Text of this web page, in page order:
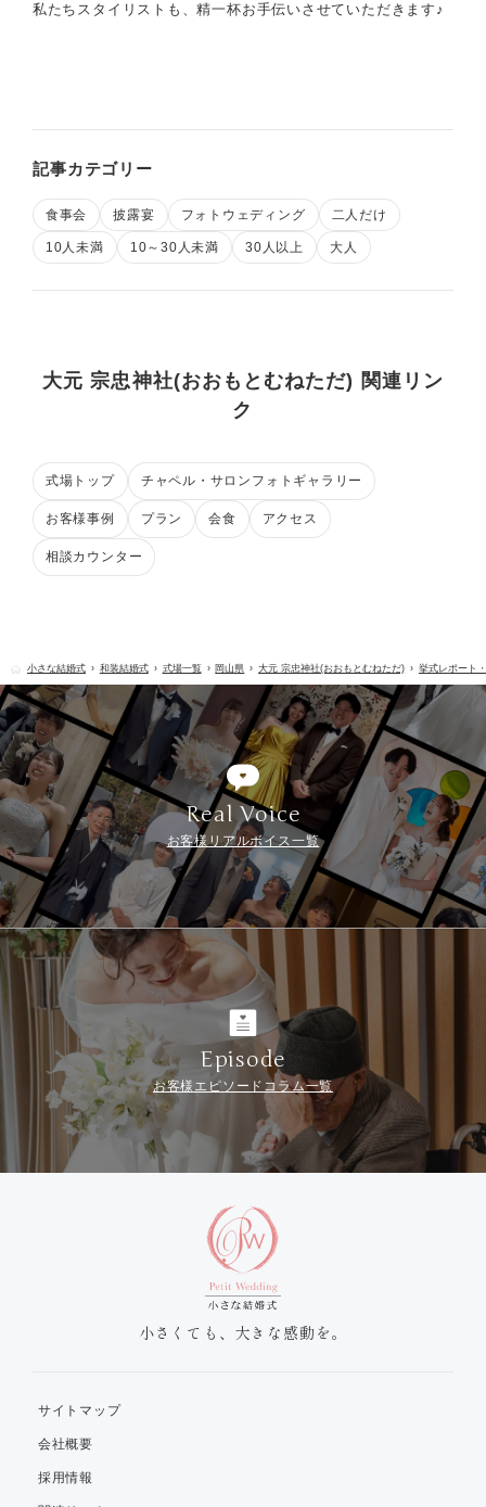
私たちスタイリストも、精一杯お手伝いさせていただきます♪
記事カテゴリー
食事会 披露宴 フォトウェディング 二人だけ
10人未満 10～30人未満 30人以上 大人
大元 宗忠神社(おおもとむねただ) 関連リン
ク
式場トップ チャペル・サロンフォトギャラリー
お客様事例 プラン 会食 アクセス
相談カウンター
小さな結婚式 和装結婚式 式場一覧 岡山県 大元 宗忠神社(おおもとむねただ) 挙式レポート
Real Voice
お客様リアルボイス一覧
Episode
お客様エピソードコラム一覧
小さくても、大きな感動を。
サイトマップ
会社概要
採用情報